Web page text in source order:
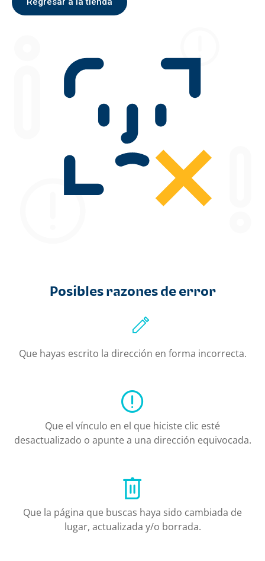
Posibles razones de error
Que hayas escrito la dirección en forma incorrecta.
Que el vínculo en el que hiciste clic esté
desactualizado o apunte a una dirección equivocada.
Que la página que buscas haya sido cambiada de
lugar, actualizada y/o borrada.